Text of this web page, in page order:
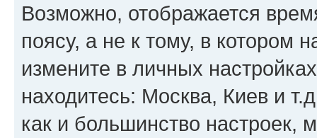
Возможно, отображается
поясу, а не к тому, в котором
измените в личных
находитесь: Москва, Киев и
как и большинство настроек,